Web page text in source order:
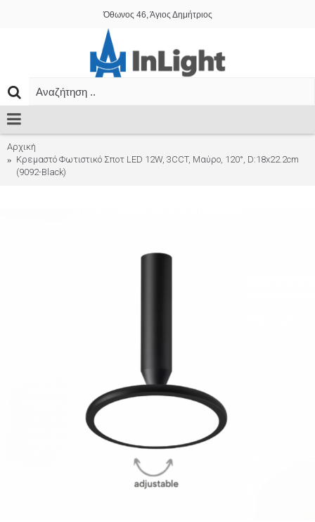
Όθωνος 46, Άγιος Δημήτριος
Αρχική
Κρεμαστό Φωτιστικό Σποτ LED 12W, 3CCT, Μαύρο, 120°, D:18x22.2cm
(9092-Black)